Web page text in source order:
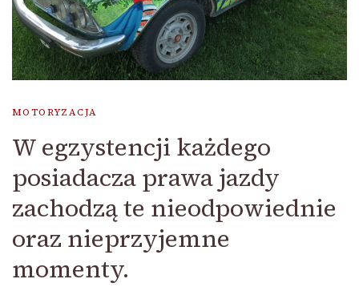
MOTORYZACJA
W egzystencji każdego
posiadacza prawa jazdy
zachodzą te nieodpowiednie
oraz nieprzyjemne
momenty.